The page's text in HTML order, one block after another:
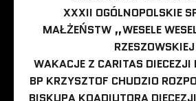
XXXII OGÓLNOPOLSKIE
MAŁŻEŃSTW „WESELE
RZESZOWSKIEJ
WAKACJE Z CARITAS DIECEZJI
BP KRZYSZTOF CHUDZIO